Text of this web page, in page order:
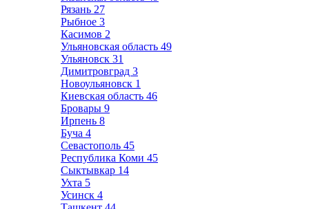
Рязань 27
Рыбное 3
Касимов 2
Ульяновская область 49
Ульяновск 31
Димитровград 3
Новоульяновск 1
Киевская область 46
Бровары 9
Ирпень 8
Буча 4
Севастополь 45
Республика Коми 45
Сыктывкар 14
Ухта 5
Усинск 4